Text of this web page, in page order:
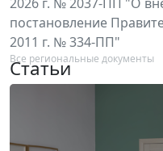
2026 г. № 2037-ПП "О
постановление
2011 г. № 334-ПП"
Все региональные документы
Статьи